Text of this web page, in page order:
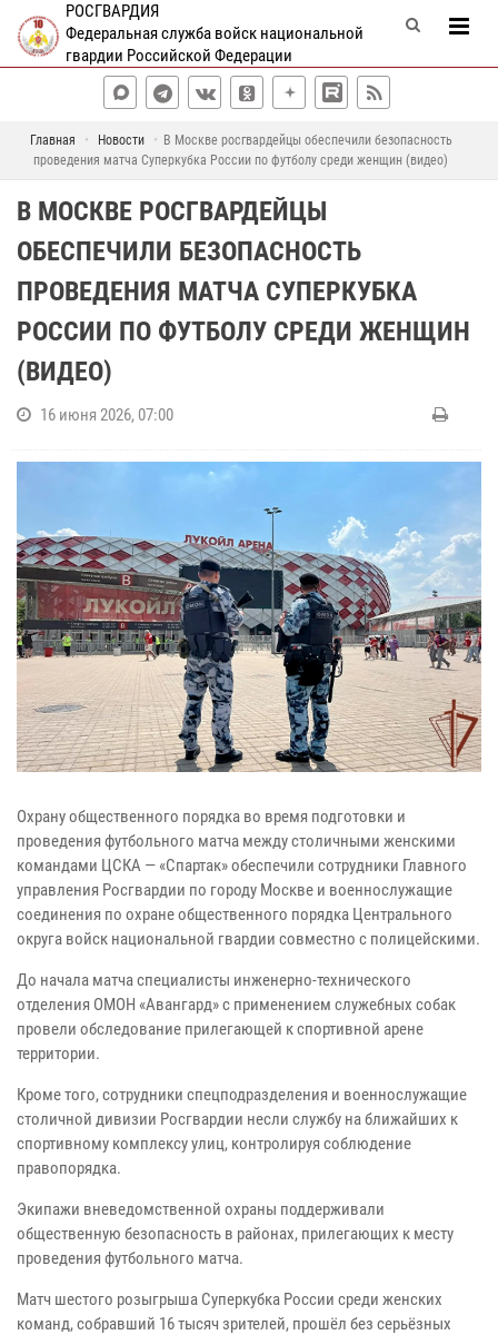
РОСГВАРДИЯ
Федеральная служба войск национальной
гвардии Российской Федерации
Главная Новости
В Москве росгвардейцы обеспечили безопасность
проведения матча Суперкубка России по футболу среди женщин (видео)
В МОСКВЕ РОСГВАРДЕЙЦЫ
ОБЕСПЕЧИЛИ БЕЗОПАСНОСТЬ
ПРОВЕДЕНИЯ МАТЧА СУПЕРКУБКА
РОССИИ ПО ФУТБОЛУ СРЕДИ ЖЕНЩИН
(ВИДЕО)
16 июня 2026, 07:00
Охрану общественного порядка во время подготовки и
проведения футбольного матча между столичными женскими
командами ЦСКА — «Спартак» обеспечили сотрудники Главного
управления Росгвардии по городу Москве и военнослужащие
соединения по охране общественного порядка Центрального
округа войск национальной гвардии совместно с полицейскими.
До начала матча специалисты инженерно-технического
отделения ОМОН «Авангард» с применением служебных собак
провели обследование прилегающей к спортивной арене
территории.
Кроме того, сотрудники спецподразделения и военнослужащие
столичной дивизии Росгвардии несли службу на ближайших к
спортивному комплексу улиц, контролируя соблюдение
правопорядка.
Экипажи вневедомственной охраны поддерживали
общественную безопасность в районах, прилегающих к месту
проведения футбольного матча.
Матч шестого розыгрыша Суперкубка России среди женских
команд, собравший 16 тысяч зрителей, прошёл без серьёзных